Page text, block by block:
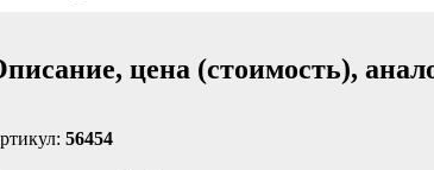
цена (стоимость),
56454